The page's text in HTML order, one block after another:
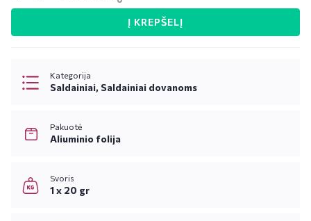
Į KREPŠELĮ
Kategorija
Saldainiai, Saldainiai dovanoms
Pakuotė
Aliuminio folija
Svoris
1 x 20 gr